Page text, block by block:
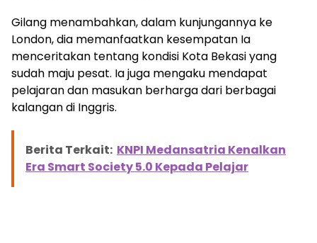
Gilang menambahkan, dalam kunjungannya ke
London, dia memanfaatkan kesempatan Ia
menceritakan tentang kondisi Kota Bekasi yang
sudah maju pesat. Ia juga mengaku mendapat
pelajaran dan masukan berharga dari berbagai
kalangan di Inggris.
Berita Terkait: KNPI Medansatria Kenalkan
Era Smart Society 5.0 Kepada Pelajar